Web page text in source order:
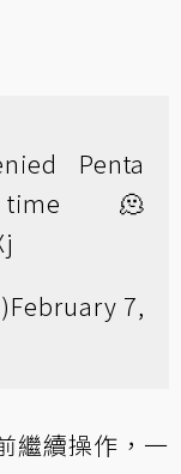
Penta
🫠
February 7,
繼續操作，一